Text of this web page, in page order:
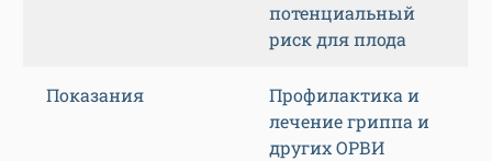
потенциальный
риск для плода
Показания
Профилактика и
лечение гриппа и
других ОРВИ